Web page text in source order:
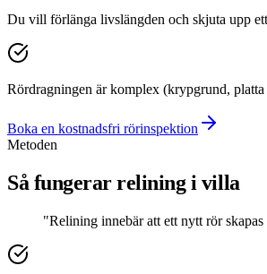
Du vill förlänga livslängden och skjuta upp
Rördragningen är komplex (krypgrund,
Boka en kostnadsfri rörinspektion
Metoden
Så fungerar relining i villa
"Relining innebär att ett nytt rör